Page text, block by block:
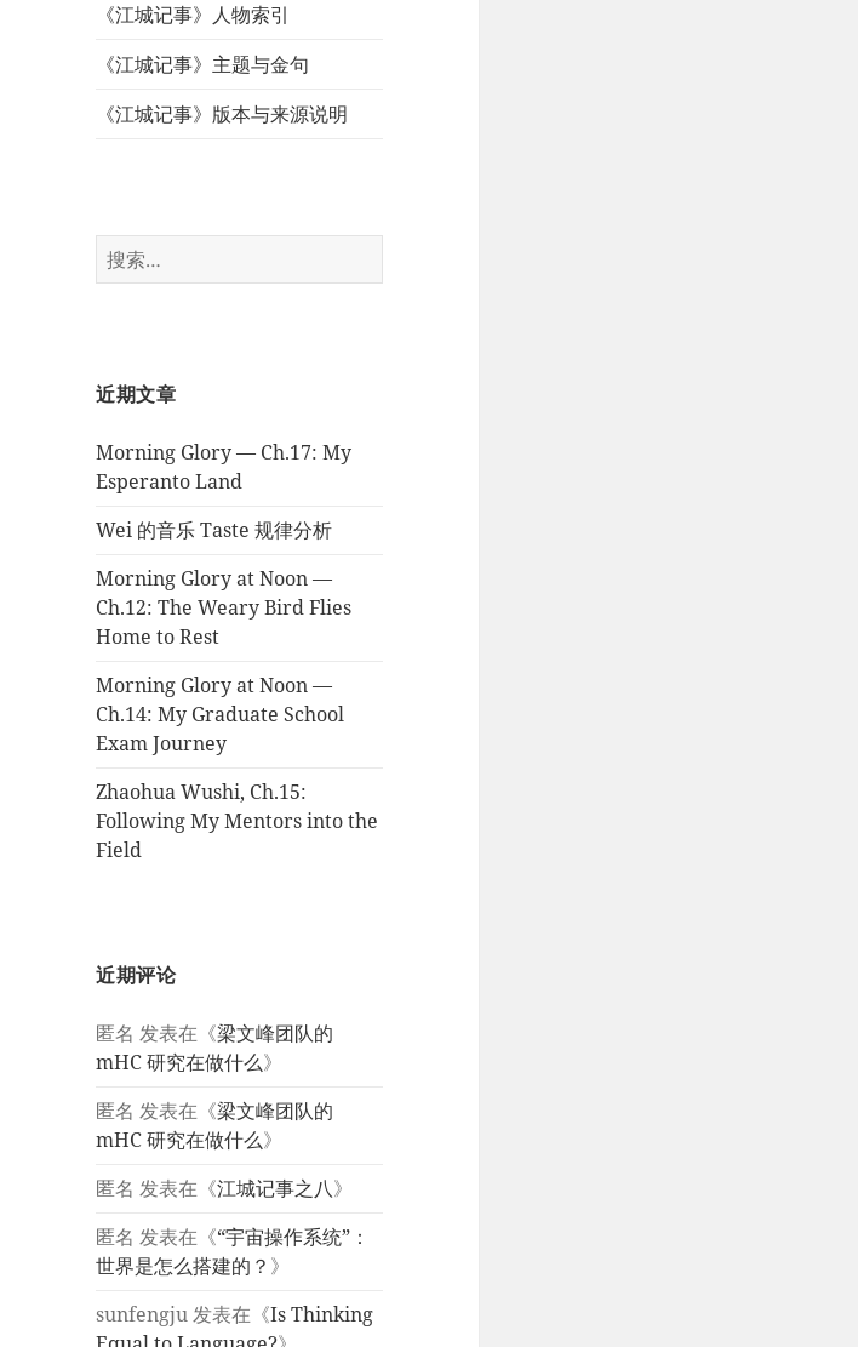
《江城记事》人物索引
《江城记事》主题与金句
《江城记事》版本与来源说明
搜
索：
近期文章
Morning Glory — Ch.17: My
Esperanto Land
Wei 的音乐 Taste 规律分析
Morning Glory at Noon —
Ch.12: The Weary Bird Flies
Home to Rest
Morning Glory at Noon —
Ch.14: My Graduate School
Exam Journey
Zhaohua Wushi, Ch.15:
Following My Mentors into the
Field
近期评论
匿名 发表在《梁文峰团队的
mHC 研究在做什么》
匿名 发表在《梁文峰团队的
mHC 研究在做什么》
匿名 发表在《江城记事之八》
匿名 发表在《“宇宙操作系统”：
世界是怎么搭建的？ 》
sunfengju发表在《Is Thinking